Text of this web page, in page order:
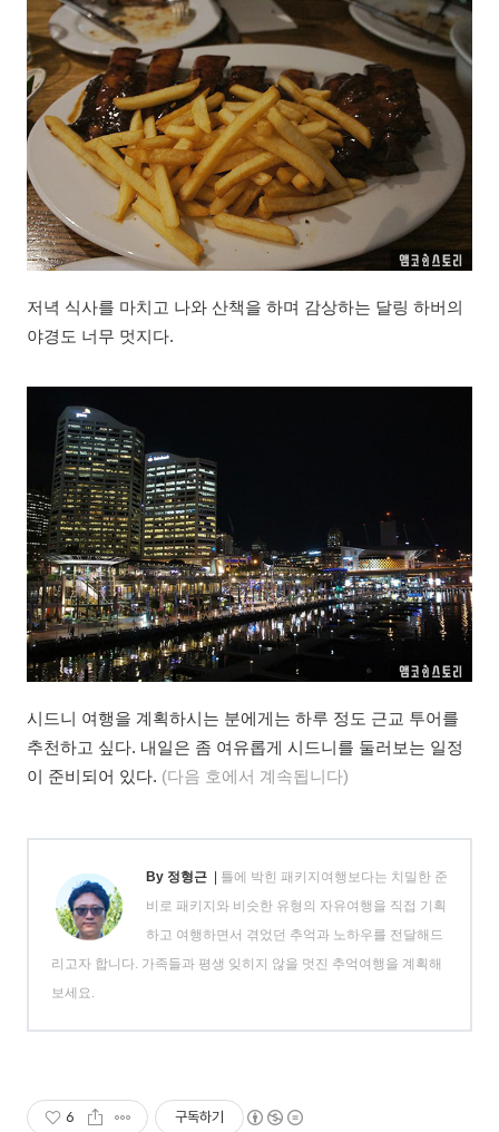
저녁 식사를 마치고 나와 산책을 하며 감상하는 달링 하버의
야경도 너무 멋지다.
시드니 여행을 계획하시는 분에게는 하루 정도 근교 투어를
추천하고 싶다. 내일은 좀 여유롭게 시드니를 둘러보는 일정
이 준비되어 있다. (다음 호에서 계속됩니다)
By 정형근 | 틀에 박힌 패키지여행보다는 치밀한 준
비로 패키지와 비슷한 유형의 자유여행을 직접 기획
하고 여행하면서 겪었던 추억과 노하우를 전달해드
리고자 합니다. 가족들과 평생 잊히지 않을 멋진 추억여행을 계획해
보세요.
6 구독하기